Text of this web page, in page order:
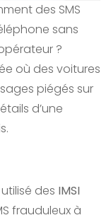
des SMS
sans
?
où des voitures
piégés sur
d’une
des IMSI
frauduleux à